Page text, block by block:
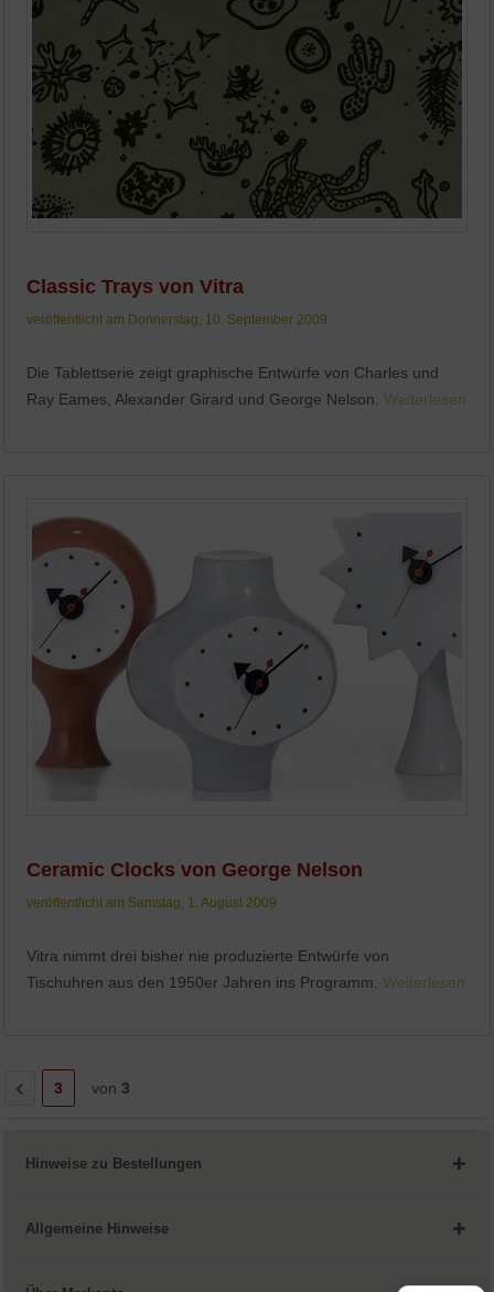
Classic Trays von Vitra
veröffentlicht am Donnerstag, 10. September 2009
Die Tablettserie zeigt graphische Entwürfe von Charles und
Ray Eames, Alexander Girard und George Nelson.Weiterlesen
Ceramic Clocks von George Nelson
veröffentlicht am Samstag, 1. August 2009
Vitra nimmt drei bisher nie produzierte Entwürfe von
Tischuhren aus den 1950er Jahren ins Programm.Weiterlesen
3 von3
Hinweise zu Bestellungen
Allgemeine Hinweise